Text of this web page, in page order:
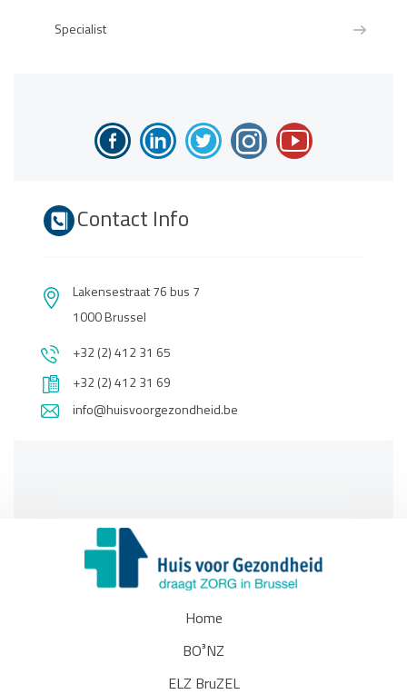
Specialist
Contact Info
Lakensestraat 76 bus 7
1000 Brussel
+32 (2) 412 31 65
+32 (2) 412 31 69
info@huisvoorgezondheid.be
Home
BO³NZ
ELZ BruZEL